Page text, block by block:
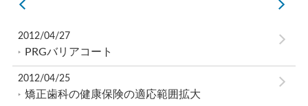
2012/04/27
PRGバリアコート
2012/04/25
矯正歯科の健康保険の適応範囲拡大